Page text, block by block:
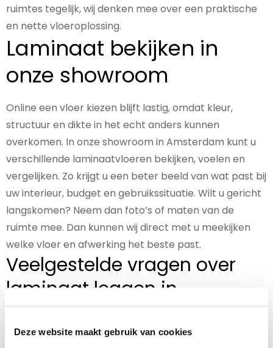
Deze website maakt gebruik van cookies
ruimtes tegelijk, wij denken mee over een praktische
en nette vloeroplossing.
Laminaat bekijken in
onze showroom
Online een vloer kiezen blijft lastig, omdat kleur,
structuur en dikte in het echt anders kunnen
overkomen. In onze showroom in Amsterdam kunt u
verschillende laminaatvloeren bekijken, voelen en
vergelijken. Zo krijgt u een beter beeld van wat past bij
uw interieur, budget en gebruikssituatie. Wilt u gericht
langskomen? Neem dan foto’s of maten van de
ruimte mee. Dan kunnen wij direct met u meekijken
welke vloer en afwerking het beste past.
Veelgestelde vragen over
laminaat leggen in
Aalsmeer